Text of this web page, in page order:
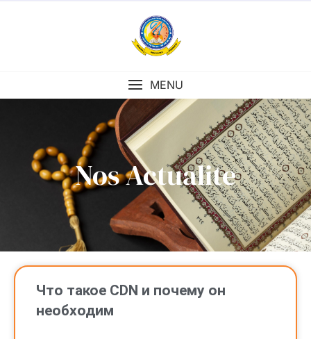
MENU
Nos Actualite
Что такое CDN и почему он
необходим